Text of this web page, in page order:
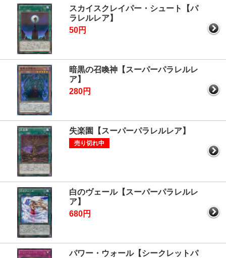
スカイスクレイパー・シュート【パ
ラレルレア】
50円
暗黒の召喚神【スーパーパラレルレ
ア】
280円
失楽園【スーパーパラレルレア】
売り切れ中
白のヴェール【スーパーパラレルレ
ア】
680円
パワー・ウォール【シークレットパ